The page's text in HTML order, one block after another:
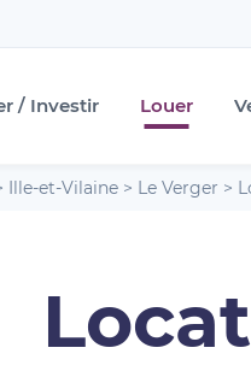
/ Investir Louer
Ille-et-Vilaine > Le Verger >